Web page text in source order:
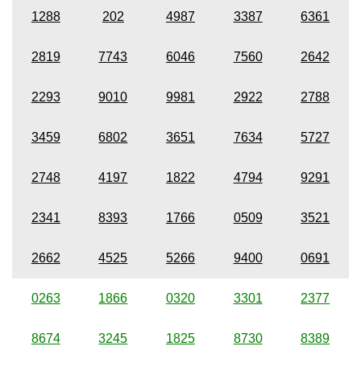
1288 202 4987 3387 6361
2819 7743 6046 7560 2642
2293 9010 9981 2922 2788
3459 6802 3651 7634 5727
2748 4197 1822 4794 9291
2341 8393 1766 0509 3521
2662 4525 5266 9400 0691
0263 1866 0320 3301 2377
8674 3245 1825 8730 8389